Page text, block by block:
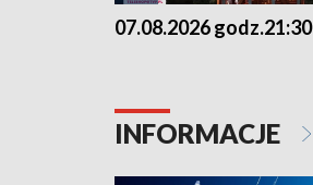
07.08.2026 godz.21:30
INFORMACJE